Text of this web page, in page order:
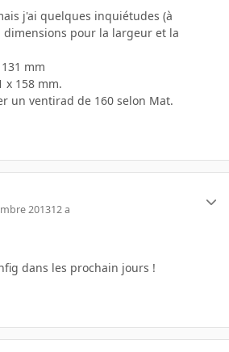
j'ai quelques inquiétudes (à
dimensions pour la largeur et la
mm
x 158 mm.
un ventirad de 160 selon Mat.
201312 a
dans les prochain jours !